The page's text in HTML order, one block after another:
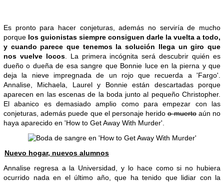
Es pronto para hacer conjeturas, además no serviría de mucho
porque los guionistas siempre consiguen darle la vuelta a todo,
y cuando parece que tenemos la solución llega un giro que
nos vuelve locos. La primera incógnita será descubrir quién es
dueño o dueña de esa sangre que Bonnie luce en la pierna y que
deja la nieve impregnada de un rojo que recuerda a 'Fargo'.
Annalise, Michaela, Laurel y Bonnie están descartadas porque
aparecen en las escenas de la boda junto al pequeño Christopher.
El abanico es demasiado amplio como para empezar con las
conjeturas, además puede que el personaje heridoo muertoaún no
haya aparecido en 'How to Get Away With Murder'.
Nuevo hogar, nuevos alumnos
Annalise regresa a la Universidad, y lo hace como si no hubiera
ocurrido nada en el último año, que ha tenido que lidiar con la